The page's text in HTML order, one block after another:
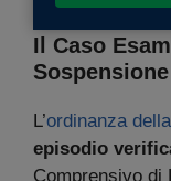
Il Caso
L’ordinanza
episodio
Comprensivo di